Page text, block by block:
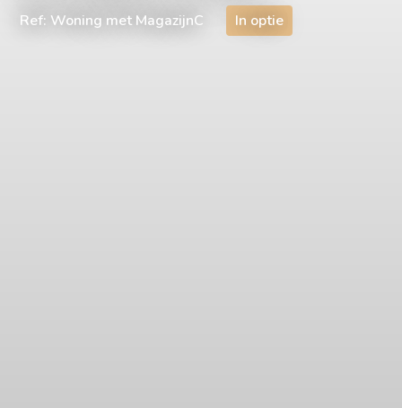
Ref: Woning met MagazijnC In optie